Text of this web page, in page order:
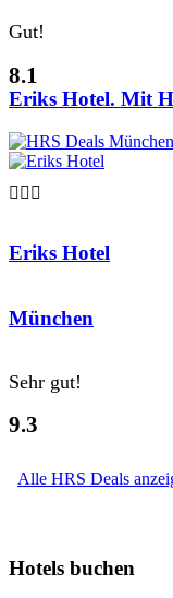
Gut!
8.1
Eriks Hotel. Mit

Eriks Hotel
München
Sehr gut!
9.3
Alle HRS Deals
Hotels buchen